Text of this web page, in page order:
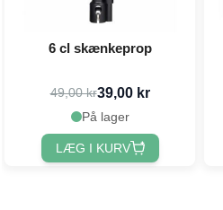
6 cl skænkeprop
49,00 kr39,00 kr
På lager
LÆG I KURV